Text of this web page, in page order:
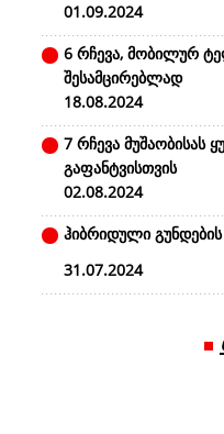
01.09.2024
6 რჩევა, მობილურ
შესამცირებლად
18.08.2024
7 რჩევა მუშაობისას
გაფანტვისთვის
02.08.2024
ჰიბრიდული
31.07.2024